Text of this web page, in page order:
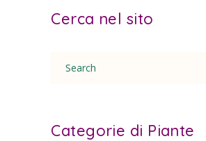
Cerca nel sito
for:
Categorie di Piante